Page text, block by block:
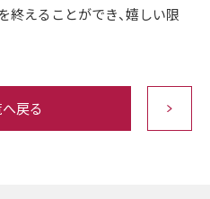
終えることができ、嬉しい限
戻る